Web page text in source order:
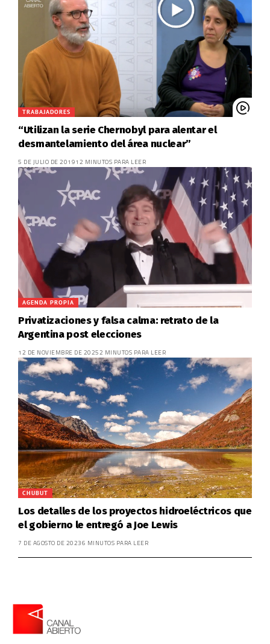
TRABAJADORES
“Utilizan la serie Chernobyl para alentar el
desmantelamiento del área nuclear”
5 DE JULIO DE 201912 MINUTOS PARA LEER
AGENDA PROPIA
Privatizaciones y falsa calma: retrato de la
Argentina post elecciones
12 DE NOVIEMBRE DE 20252 MINUTOS PARA LEER
CHUBUT
Los detalles de los proyectos hidroeléctricos que
el gobierno le entregó a Joe Lewis
7 DE AGOSTO DE 20236 MINUTOS PARA LEER